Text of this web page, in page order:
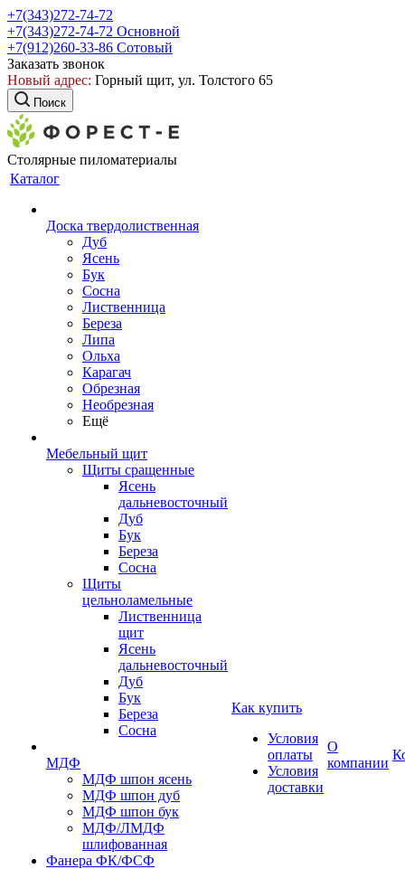
+7(343)272-74-72
+7(343)272-74-72 Основной
+7(912)260-33-86 Сотовый
Заказать звонок
Новый адрес: Горный щит, ул. Толстого 65
Поиск
Столярные пиломатериалы
Каталог
Доска твердолиственная
Дуб
Ясень
Бук
Сосна
Лиственница
Береза
Липа
Ольха
Карагач
Обрезная
Необрезная
Ещё
Мебельный щит
Щиты сращенные
Ясень
дальневосточный
Дуб
Бук
Береза
Сосна
Щиты
цельноламельные
Лиственница
щит
Ясень
дальневосточный
Дуб
Бук
Береза
Сосна
МДФ
МДФ шпон ясень
МДФ шпон дуб
МДФ шпон бук
МДФ/ЛМДФ
шлифованная
Фанера ФК/ФСФ
Как купить
Условия
оплаты
Условия
доставки
О
компании